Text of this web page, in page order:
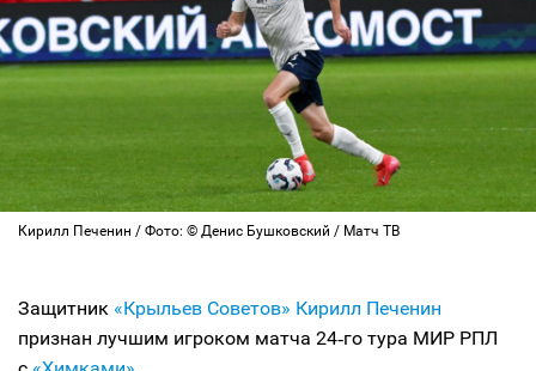
Кирилл Печенин / Фото: © Денис Бушковский / Матч ТВ
Защитник «Крыльев Советов» Кирилл Печенин
признан лучшим игроком матча 24‑го тура МИР РПЛ